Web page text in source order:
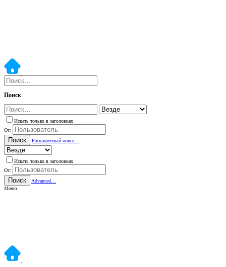
Поиск
Искать только в заголовках
От:
Поиск Расширенный поиск…
Искать только в заголовках
От:
Поиск
Advanced…
Меню